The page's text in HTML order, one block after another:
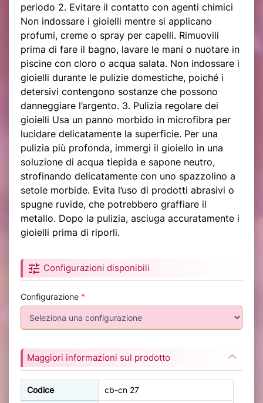
periodo 2. Evitare il contatto con agenti chimici
Non indossare i gioielli mentre si applicano
profumi, creme o spray per capelli. Rimuovili
prima di fare il bagno, lavare le mani o nuotare in
piscine con cloro o acqua salata. Non indossare i
gioielli durante le pulizie domestiche, poiché i
detersivi contengono sostanze che possono
danneggiare l’argento. 3. Pulizia regolare dei
gioielli Usa un panno morbido in microfibra per
lucidare delicatamente la superficie. Per una
pulizia più profonda, immergi il gioiello in una
soluzione di acqua tiepida e sapone neutro,
strofinando delicatamente con uno spazzolino a
setole morbide. Evita l’uso di prodotti abrasivi o
spugne ruvide, che potrebbero graffiare il
metallo. Dopo la pulizia, asciuga accuratamente i
gioielli prima di riporli.
tune Configurazioni disponibili
Configurazione *
Maggiori informazioni sul prodotto
Codice cb-cn 27